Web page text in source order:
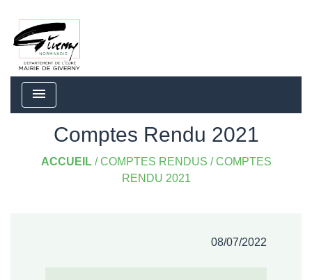
menu
Comptes Rendu 2021
ACCUEIL/COMPTES RENDUS /COMPTES
RENDU 2021
08/07/2022